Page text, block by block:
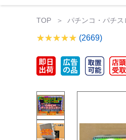
TOP パチンコ・パチス
(2669)